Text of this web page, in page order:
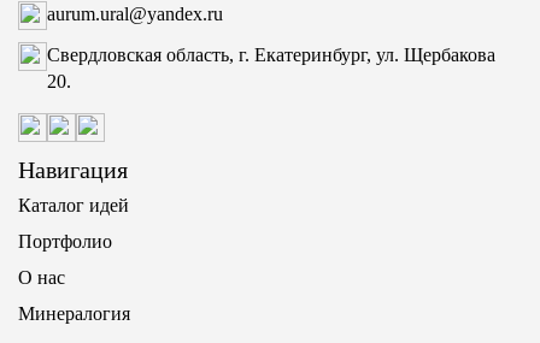
aurum.ural@yandex.ru
Свердловская область, г. Екатеринбург, ул. Щербакова
20.
Навигация
Каталог идей
Портфолио
О нас
Минералогия